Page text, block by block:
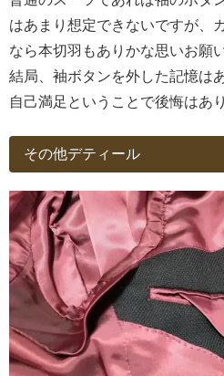
はあまり想定できないですが、
なら本切羽もありかな思いお願
結局、袖ボタンを外した記憶は
自己満足ということで後悔はあ
その他デティール